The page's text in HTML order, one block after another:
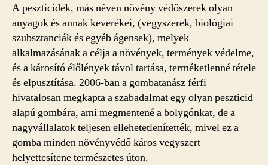
A peszticidek, más néven növény védőszerek olyan
anyagok és annak keverékei, (vegyszerek, biológiai
szubsztanciák és egyéb ágensek), melyek
alkalmazásának a célja a növények, termények védelme,
és a károsító élőlények távol tartása, terméketlenné tétele
és elpusztítása. 2006-ban a gombatanász férfi
hivatalosan megkapta a szabadalmat egy olyan peszticid
alapú gombára, ami megmentené a bolygónkat, de a
nagyvállalatok teljesen ellehetetlenítették, mivel ez a
gomba minden növényvédő káros vegyszert
helyettesítene természetes úton.